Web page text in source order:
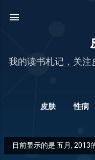
我的读书札记，关注
皮肤 性病
博
目前显示的是 五月, 2013